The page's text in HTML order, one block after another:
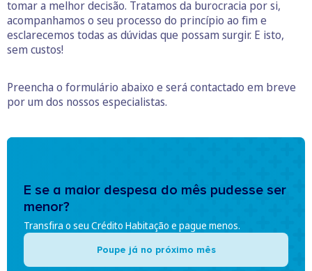
tomar a melhor decisão. Tratamos da burocracia por si,
acompanhamos o seu processo do princípio ao fim e
esclarecemos todas as dúvidas que possam surgir. E isto,
sem custos!
Preencha o formulário abaixo e será contactado em breve
por um dos nossos especialistas.
E se a maior despesa do mês pudesse ser
menor?
Transfira o seu Crédito Habitação e pague menos.
Poupe já no próximo mês